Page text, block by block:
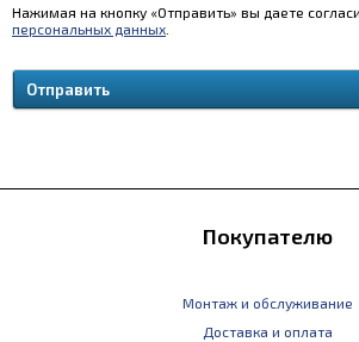
Нажимая на кнопку «Отправить» вы даете
персональных данных
Покупателю
Монтаж и обслуживание
Доставка и оплата